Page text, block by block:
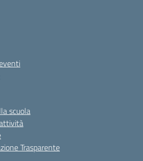
scuola
Trasparente